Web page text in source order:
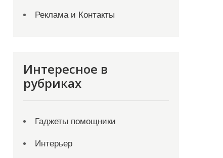
Реклама и Контакты
Интересное в
рубриках
Гаджеты помощники
Интерьер